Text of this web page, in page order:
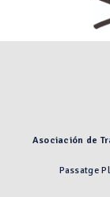
Asociación de
Passatge